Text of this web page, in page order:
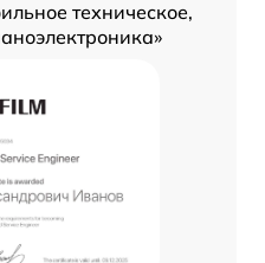
техническое,